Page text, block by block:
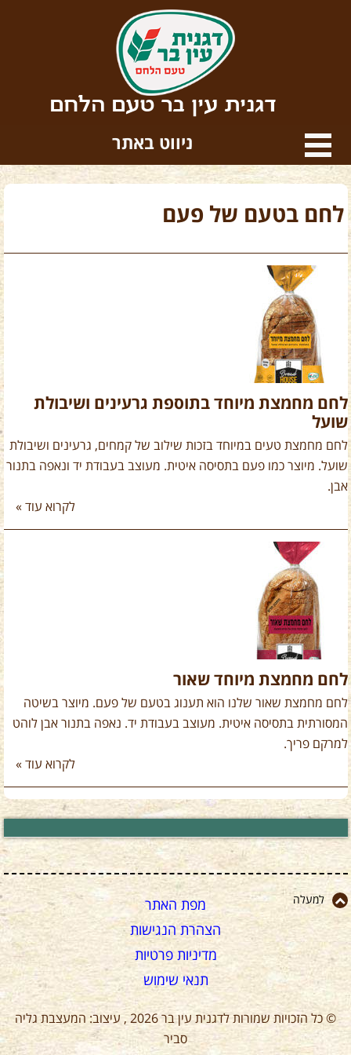
דגנית עין בר טעם הלחם
ניווט באתר
לחם בטעם של פעם
לחם מחמצת מיוחד בתוספת גרעינים ושיבולת
שועל
לחם מחמצת טעים במיוחד בזכות שילוב של קמחים, גרעינים ושיבולת
שועל. מיוצר כמו פעם בתסיסה איטית. מעוצב בעבודת יד ונאפה בתנור
אבן.
לקרוא עוד »
לחם מחמצת מיוחד שאור
לחם מחמצת שאור שלנו הוא תענוג בטעם של פעם. מיוצר בשיטה
המסורתית בתסיסה איטית. מעוצב בעבודת יד. נאפה בתנור אבן לוהט
למרקם פריך.
לקרוא עוד »
למעלה
מפת האתר
הצהרת הנגישות
מדיניות פרטיות
תנאי שימוש
​
© כל הזכויות שמורות לדגנית עין בר 2026 , עיצוב: המעצבת גליה
סביר